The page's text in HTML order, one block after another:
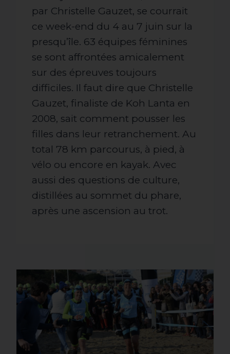
par Christelle Gauzet, se courrait
ce week-end du 4 au 7 juin sur la
presqu’île. 63 équipes féminines
se sont affrontées amicalement
sur des épreuves toujours
difficiles. Il faut dire que Christelle
Gauzet, finaliste de Koh Lanta en
2008, sait comment pousser les
filles dans leur retranchement. Au
total 78 km parcourus, à pied, à
vélo ou encore en kayak. Avec
aussi des questions de culture,
distillées au sommet du phare,
après une ascension au trot.